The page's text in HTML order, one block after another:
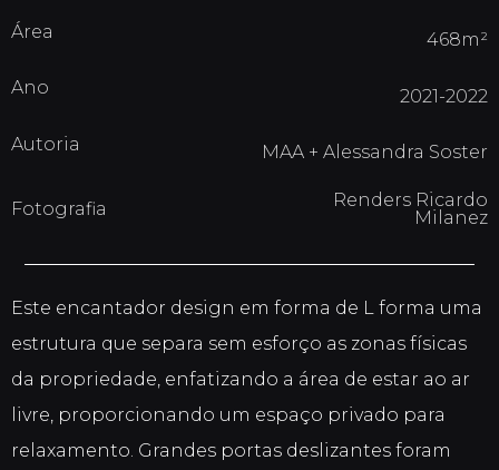
Área 468m²
Ano 2021-2022
Autoria MAA + Alessandra Soster
Fotografia
Renders Ricardo
Milanez
Este encantador design em forma de L forma uma
estrutura que separa sem esforço as zonas físicas
da propriedade, enfatizando a área de estar ao ar
livre, proporcionando um espaço privado para
relaxamento. Grandes portas deslizantes foram